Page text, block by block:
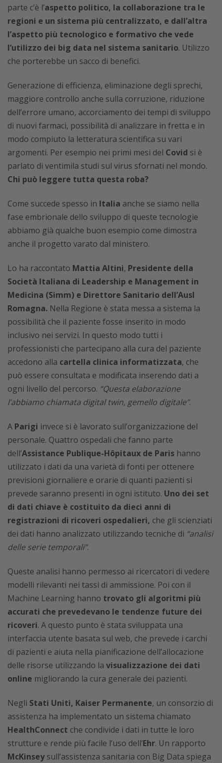
parte c’è l’aspetto politico, la collaborazione tra le
regioni e un sistema più centralizzato, e dall’altra
l’aspetto più tecnologico e formativo che vede
l’utilizzo dei big data nel sistema sanitario. Utilizzo
che porterebbe un sacco di benefici.
Generazione di efficienza, eliminazione degli sprechi,
maggiore controllo anche sulla corruzione, riduzione
dell’errore umano, accorciamento dei tempi di sviluppo
di nuovi farmaci, possibilità di analizzare in fretta e in
modo compiuto la letteratura scientifica su vari
argomenti. Per esempio nei primi mesi del Covid si è
parlato di ventimila studi sul virus sfornati nel mondo.
Chi può leggere tutta questa roba?
Come succede spesso in Italia anche se siamo nella
fase embrionale dello sviluppo di queste tecnologie
abbiamo già qualche buon esempio come dimostra
anche il progetto varato dal ministero.
Lo ha raccontato Mattia Altini, Presidente della
Società Italiana di Leadership e Management in
Medicina (Simm) e Direttore Sanitario dell’Ausl
Romagna. Nella Regione è stata messa a sistema la
possibilità che il paziente fosse inserito in modo
inclusivo nei servizi. In questo modo tutti i
professionisti che partecipano alla cura del paziente
accedono alla cartella clinica informatizzata, che
può essere consultata e modificata inserendo dati a
ogni livello del percorso. “Questa elaborazione
l’abbiamo chiamata digital twin, gemello digitale”.
A Parigi invece si è lavorato sull’organizzazione del
personale. Quattro ospedali che fanno parte
dell’Assistance Publique-Hôpitaux de Paris hanno
utilizzato i dati da una varietà di fonti per ottenere
previsioni giornaliere e orarie di quanti pazienti si
prevede saranno presenti in ogni istituto. Uno dei set
di dati chiave è costituito da dieci anni di
registrazioni di ricoveri ospedalieri, che gli scienziati
dei dati hanno analizzato utilizzando tecniche di “analisi
delle serie temporali”.
Queste analisi hanno permesso ai ricercatori di vedere
modelli rilevanti nei tassi di ammissione. Poi con il
Machine Learning hanno trovato gli algoritmi più
accurati che prevedevano le tendenze future dei
ricoveri. A questo punto è stata sviluppata una
interfaccia utente basata sul web, che prevede i carchi
di pazienti e aiuta nella pianificazione dell’allocazione
delle risorse utilizzando la visualizzazione dei dati
online migliorando la cura generale dei pazienti.
Negli Stati Uniti, Kaiser Permanente, un consorzio di
assistenza ha implementato un sistema chiamato
HealthConnect che condivide i dati in tutte le loro
strutture e rende più facile l’uso dell’Ehr. Un rapporto
McKinseysull’assistenza sanitaria con Big Data spiega